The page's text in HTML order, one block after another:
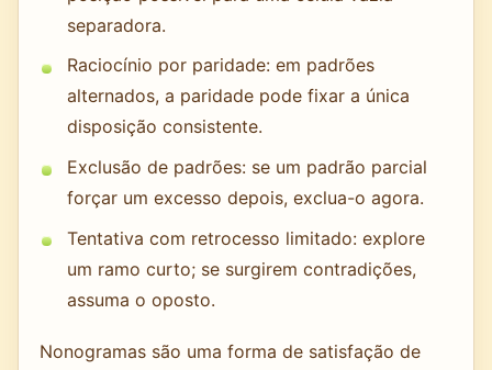
separadora.
Raciocínio por paridade: em padrões
alternados, a paridade pode fixar a única
disposição consistente.
Exclusão de padrões: se um padrão parcial
forçar um excesso depois, exclua-o agora.
Tentativa com retrocesso limitado: explore
um ramo curto; se surgirem contradições,
assuma o oposto.
Nonogramas são uma forma de satisfação de